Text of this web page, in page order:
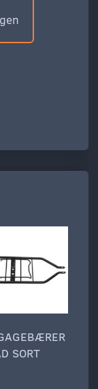
SORT